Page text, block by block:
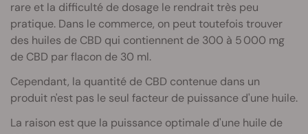
rare et la difficulté de dosage le rendrait très peu
pratique. Dans le commerce, on peut toutefois trouver
des huiles de CBD qui contiennent de 300 à 5 000 mg
de CBD par flacon de 30 ml.
Cependant, la quantité de CBD contenue dans un
produit n'est pas le seul facteur de puissance d'une huile.
La raison est que la puissance optimale d'une huile de